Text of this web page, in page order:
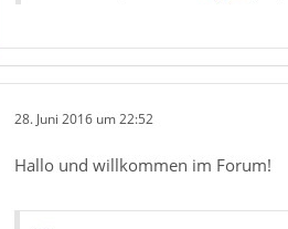
28. Juni 2016 um 22:52
Hallo und willkommen im Forum!